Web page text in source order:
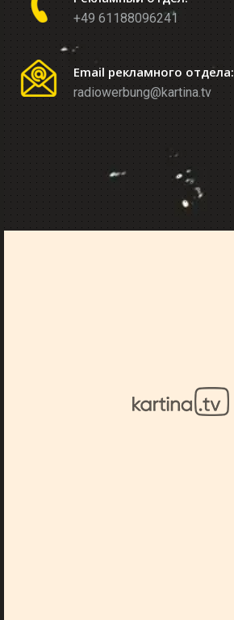
+49 61188096241
Email рекламного отдела:
radiowerbung@kartina.tv